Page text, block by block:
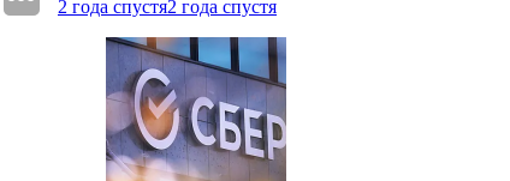
2 года спустя2 года спустя